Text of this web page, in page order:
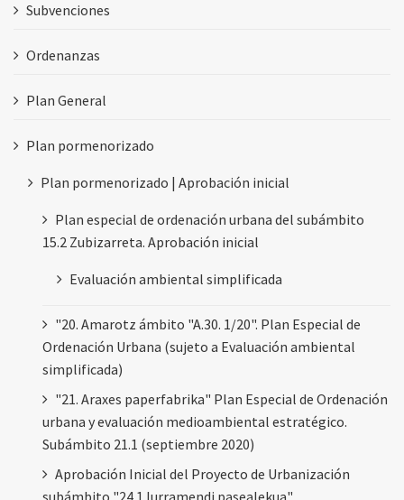
Subvenciones
Ordenanzas
Plan General
Plan pormenorizado
Plan pormenorizado | Aprobación inicial
Plan especial de ordenación urbana del subámbito
15.2 Zubizarreta. Aprobación inicial
Evaluación ambiental simplificada
"20. Amarotz ámbito "A.30. 1/20". Plan Especial de
Ordenación Urbana (sujeto a Evaluación ambiental
simplificada)
"21. Araxes paperfabrika" Plan Especial de Ordenación
urbana y evaluación medioambiental estratégico.
Subámbito 21.1 (septiembre 2020)
Aprobación Inicial del Proyecto de Urbanización